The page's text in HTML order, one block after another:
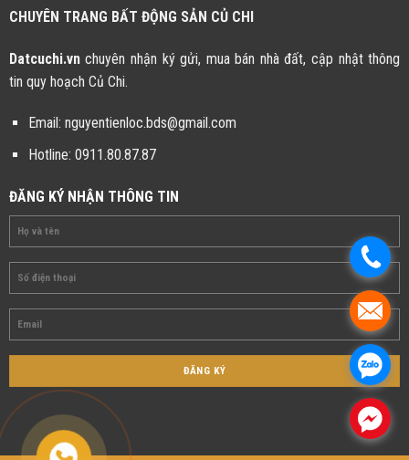
CHUYÊN TRANG BẤT ĐỘNG SẢN CỦ CHI
Datcuchi.vnchuyên nhận ký gửi, mua bán nhà đất, cập nhật thông
tin quy hoạch Củ Chi.
Email: nguyentienloc.bds@gmail.com
Hotline: 0911.80.87.87
ĐĂNG KÝ NHẬN THÔNG TIN
.
.
.
.